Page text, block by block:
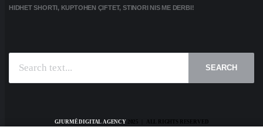
HIDHET SHORTI, KUPTOHEN ÇIFTET, STINORI NIS ME DERBI!
SEARCH
GJURMË DIGITAL AGENCY2025 | ALL RIGHTS RESERVED